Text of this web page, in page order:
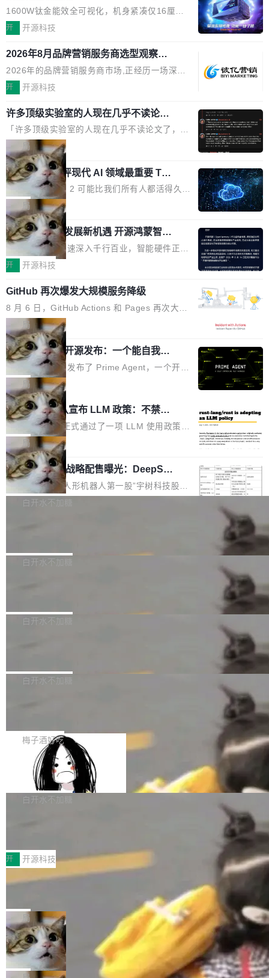
现有产品的天花板 我用过不少 AI 浏览器插件。
刚开始觉得都挺好——选中一段文字，弹出解
要。但用久了你会发现，它们本质上都是同一类
东西：一个带网页上下文的聊天框。 它们能读取
页面的文本，然后把文本丢给大模型，再返回一
段回答。仅此而已。 这当然有用，但总觉得差点
意思。比如我在一个后台管理系统里，需要填50
个表单字段，每个字段还有联动逻辑；比如我
想...
源：为发烧级主机与本地AI算力打造旗
舰供电方案
1600W钛金能效全可视化，机身紧凑仅16厘米
继2026台北电脑展首度亮相后，技嘉科技近日正
电源专为发烧级DIY主机与本地AI算力平台打
造，整机长度仅16厘米，提供1600W额定功率
与80PLUS钛金能效；支持ATX 3.1与PCIe 5.1
规范，结合服务器级元件、完善供电线材与内置
实时LCD监控屏，可充分满足当下高阶PC主机
的严苛使用需求。 澎湃功率，紧凑机身 钛金雕1
600PG5 AI TOP具备强悍输出功率，同时实现
机身尺寸大幅精简。整机长度仅16厘米，属于同
功率段机身尺寸十分紧凑的1600W电源产品。小
巧机身有效提升市面主流标准A...
开 开源科技
2026年8月品牌营销服务商选型观察：
从流量思维到品牌资产思维的范式转移
2026年的品牌营销服务商市场,正经历一场深刻
的价值重构。全球全案品牌代理机构市场从2025
复合增长率达5.44%,预计2032年将突破120亿美
元。数字广告与公共关系相关服务市场更是从20
25年的8463亿美元扩张至2026年的8763亿美
元。数字的背后是一个清晰的事实——品牌对专
业化营销服务的需求从未如此迫切。 但市场扩容
的同时,服务商的竞争逻辑正在改变。2026年Top
Agency年度合辑的观察指出,“产品”这个离消费
者最近的载体,在整个品牌营销层面的权重显著变
高了。全域营销服务商的竞争正在从规模转向深
度,案例厚度、全域覆盖、多线协同...
开 开源科技
许多顶级实验室的人现在几乎不读论文
了
「许多顶级实验室的人现在几乎不读论文了，而
且他们认为 ICLR/ICML/NeurIPS 充斥着大量过
度宣传和欺诈。」 OpenAI 研究员 Keller Jorda
n 这条推文引发了广泛讨论。他不是在说风凉
话，他是说出了一个圈内人尽皆知但很少公开捅
破的事实。 Jordan 随后补充了一句软化声明：
「我不认为这些会议上大部分论文都在过度宣传
或造假。问题是，作为读者，如果你筛选出那些
看起来最令人兴奋的论文，那它们大部分都是过
度宣传的。」 这才是真正的痛点。不是所有论文
都有问题，是最吸引眼球的那批论文最有问题。
他引用的帖子来自 Mathew Shen，一位 ICLR 2
026 的读者：「看了篇 ...
局
xAI 前工程师评现代 AI 领域最重要 Top
3 开源项目
Flash Attention 2 可能比我们所有人都活得久。
这句话不是来自某个技术博客，而是出自 Hieu
Pham 的一条推文。Hieu Pham 是谁？他是 xAI
的早期工程师之一，在 Grok 训练基础设施团队
工作过。近日他在 X 上发了一条帖子，列出了他
认为现代 AI 领域最重要的三个开源项目。 第一
理由很具体。FA 系列不需要解释，但 FA2 是他
认为最重要的一个——复杂度恰到好处，刚好能
驱动你去学 CuTe，但还没被那些"邪恶的" Hopp
er++ 优化所淹没，足够容易修改和适配。 更关
键的是 FA2 的持久性...
局
共商智能硬件发展新机遇 开源鸿蒙智能
硬件开发者日杭州站即将举行
随着万物智联加速深入千行百业，智能硬件正从
单点设备迈向智能化、网联化、协同化发展。作
鸿蒙通过统一技术底座和分布式能力，为不同类
型智能设备的开发、连接与互联提供关键支撑，
也为产业链企业探索产品创新与商业增长打开新
的空间。 8月14日，开源鸿蒙智能硬件开发者日
（OHDD：OpenHarmony Hardware Develope
r Day）将在杭州启航。活动面向智能硬件产业
链企业和开发者，邀请行业专家与资深技术顾
问，围绕开源鸿蒙技术能力、设备适配、芯片适
配、功耗与稳定性调优、兼容性测评及统一互联
等内容展开系统讲解和实战交流，帮助企业进一
步了解开源鸿蒙在智能...
开 开源科技
GitHub 再次爆发大规模服务降级
8 月 6 日，GitHub Actions 和 Pages 再次大规
模服务降级，Actions 完全不可用超过 5 小时，
webhook 停发，连自托管 runner 也因调度层故
障无法工作。Pages、Copilot code review、C
opilot coding agent 全部受影响。从检测到完全
恢复，大约 12 小时。 这是 2026 年 8 月的第六
起事故，其中四起与 AI/Copilot 服务相关。 Git
Hub 员工 kdaigle 在 HN 讨论中贴出了一组数
据：2025 年全年 10 亿次 commit。现在，每周
2.75 亿次，全年预计 140 亿次。GitHub...
局
Prime Agent 开源发布：一个能自我改
进的编程 Agent，ARC-AGI 3 超越人类
专家基线
Prime Intellect 发布了 Prime Agent，一个开源
的编程 Agent Harness，核心设计围绕两个抽
象：Recursive Language Model（RLM）和 C
ontinual Harness。在 ARC-AGI 3 基准测试
上，Prime Agent + Opus 5 的组合达到了 95.
5% RHAE Best@1，超过了 ARC 报告的人类专
家基线 95.4%。 不是又一个 coding agent 包装
器 Prime Agent 的架构和市面上大多数 coding
agent 有本质区别。大多数 agent harness 的设
计是基于早期模型的能力—...
局
Rust 项目团队宣布 LLM 政策：不禁
止，但你要承认哪些代码不是你写的
Rust 语言项目正式通过了一项 LLM 使用政策，
覆盖 rust-lang/rust 单一仓库的代码贡献。这不
是项目级别的官方立场，目前由五个团队采纳，
但它可能是主流开源项目中关于 AI 辅助贡献最
细致的一份规则。 政策的核心只有一句话：LLM
可以用来分析、提炼、审阅、建议，但不能用来
不得生成涉及安全性的关键变更，除非作者本身
局
宇树科技 IPO 战略配售曝光：DeepSe
ek 获配 93.3 万股，锁定 36 个月
8月6日晚间，“人形机器人第一股”宇树科技股份
有限公司披露IPO发行价格及战略配售结果，杭
36个月。 公告显示，本次宇树科技战略配售对
员工参与设立的专项资产管理计划。其中，Dee
获配9...
白开水不加糖
Bug fixes and enhancements 修复多次传递同
一个回归问题，该问题导致拉取镜像时会拒绝包
题，该问题可能导致在旧版 Linux 内核...
白开水不加糖
e 孵化器项目管理委员会（IPMC）投票中获得
P）！这一里程碑不仅标志着 Fluss 迈入新的发
白开水不加糖
长期停止内容更新，未能实现其作为“AI版维基百
提交的编辑请求也长期处于待处理状态。 Groki
pedia 于去年底上线，定位为由人工智能生成内
容的百科平台，被马斯克视为传统众包百科网站
维基百科的替代方案。Lawfare 调查发现，无论
热门页面还是低关注度页面，均未出现近期更
白开水不加糖
是这样的：配 MessageSource 的 Bean、写 R
eloadableResourceBundleMessageSource、
声明 LocaleResolver、注册 LocaleChangeInt
erceptor…五六步之后才能看到第一行翻译文
本。 Solon 换了个方式。整个 i18n 模块围绕三
梅子酒好吃
Apache Doris 4.1 全面增强 Iceberg：
支持 UPDATE、MERGE INTO 与 Iceb
erg V3
Apache Doris 4.1 要补齐的，正是缺失的那一
半。在已有查询能力的基础上，Doris 进一步支
常维护操作，并完整支持 Iceberg V3 格式。
白开水不加糖
村国家自主创新示范区会议中心开幕。本届大会
由中关村智联软件服务业质量创新联盟主办，以
“智构可信·质创未来——AI原生时代的质量新范
式”为主题，直面AI从实验室走向规模化产业落地
的核心质量命题。会上，《2026智能研发生产力
工具选型手册》发布，Testin云测的Testin XAge
nt智能测试系统入选AI测试领域代表产品。对CI
O而言，这提示了一个转变：AI测试正在从效率
工具升级为企业的质量基础设施。 CIO面对的新
开 开源科技
让非法状态不可表示：一篇关于 ADT
有一种东西，一旦用过就回不去了。Alex Fedos
eev 管它叫"软件设计的基石"。 他说的东西不新
鲜——代数数据类型（ADT），尤其是和类型
（sum type）。但他说清楚了一件事：这不是类
型系统的学术体操，是日常编码的思维方式。 文
章从一个简单的例子切入。一个网站的深色主题
局
Cloudflare 开源内部企业 AI 平台 Clou
dflare OS
Cloudflare 发布了一个开源项目 Cloudflare O
S。如果你只看官方博客，你会觉得这是又一